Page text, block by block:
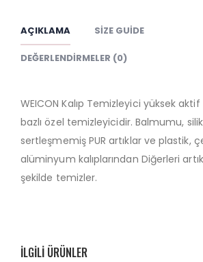
AÇIKLAMA SIZE GUIDE
DEĞERLENDIRMELER (0)
WEICON Kalıp Temizleyici yüksek
bazlı özel temizleyicidir. Balmumu,
sertleşmemiş PUR artıklar ve plastik,
alüminyum kalıplarından Diğerleri
şekilde temizler.
ILGILI ÜRÜNLER